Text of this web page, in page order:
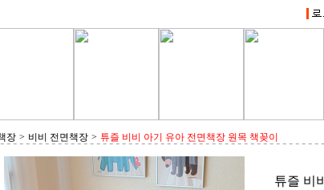
장 > 비비 전면책장 > 튜즐 비비 아기 유아 전면책장 원목 책꽂이
튜즐 비